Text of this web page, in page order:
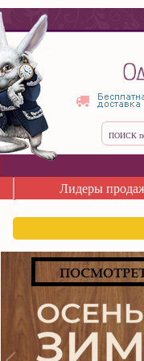
Лидеры